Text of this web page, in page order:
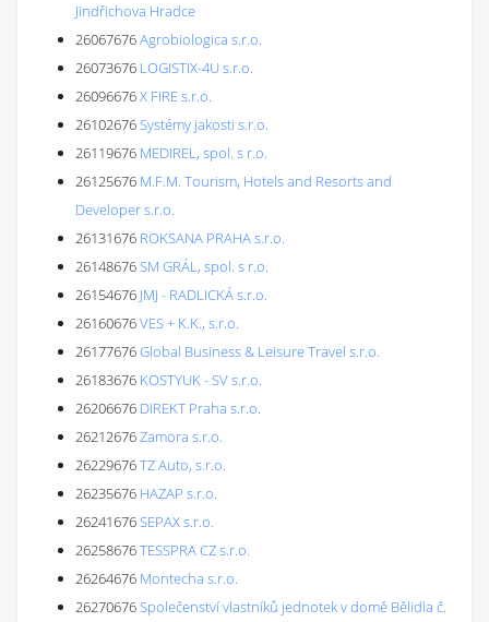
Jindřichova Hradce
26067676Agrobiologica s.r.o.
26073676 LOGISTIX-4U s.r.o.
26096676X FIRE s.r.o.
26102676Systémy jakosti s.r.o.
26119676 MEDIREL, spol. s r.o.
26125676 M.F.M. Tourism, Hotels and Resorts and
Developer s.r.o.
26131676 ROKSANA PRAHA s.r.o.
26148676SM GRÁL, spol. s r.o.
26154676 JMJ - RADLICKÁ s.r.o.
26160676VES + K.K., s.r.o.
26177676Global Business & Leisure Travel s.r.o.
26183676 KOSTYUK - SV s.r.o.
26206676 DIREKT Praha s.r.o.
26212676Zamora s.r.o.
26229676TZ Auto, s.r.o.
26235676 HAZAP s.r.o.
26241676SEPAX s.r.o.
26258676TESSPRA CZ s.r.o.
26264676 Montecha s.r.o.
26270676Společenství vlastníků jednotek v domě Bělidla č.